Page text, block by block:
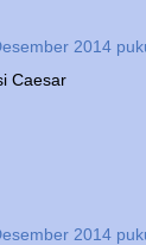
2014
Caesar
2014